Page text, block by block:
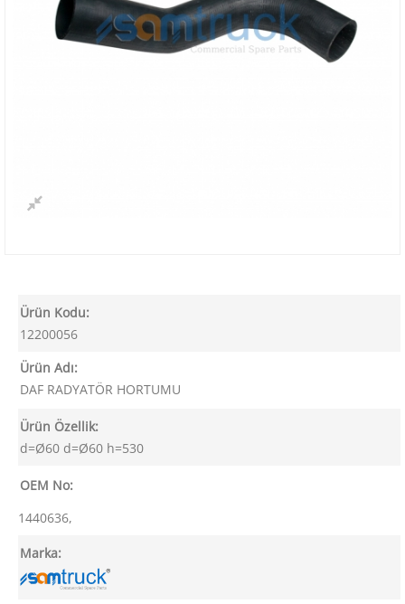
Ürün Kodu:
12200056
Ürün Adı:
DAF RADYATÖR HORTUMU
Ürün Özellik:
d=Ø60 d=Ø60 h=530
OEM No:
1440636,
Marka: